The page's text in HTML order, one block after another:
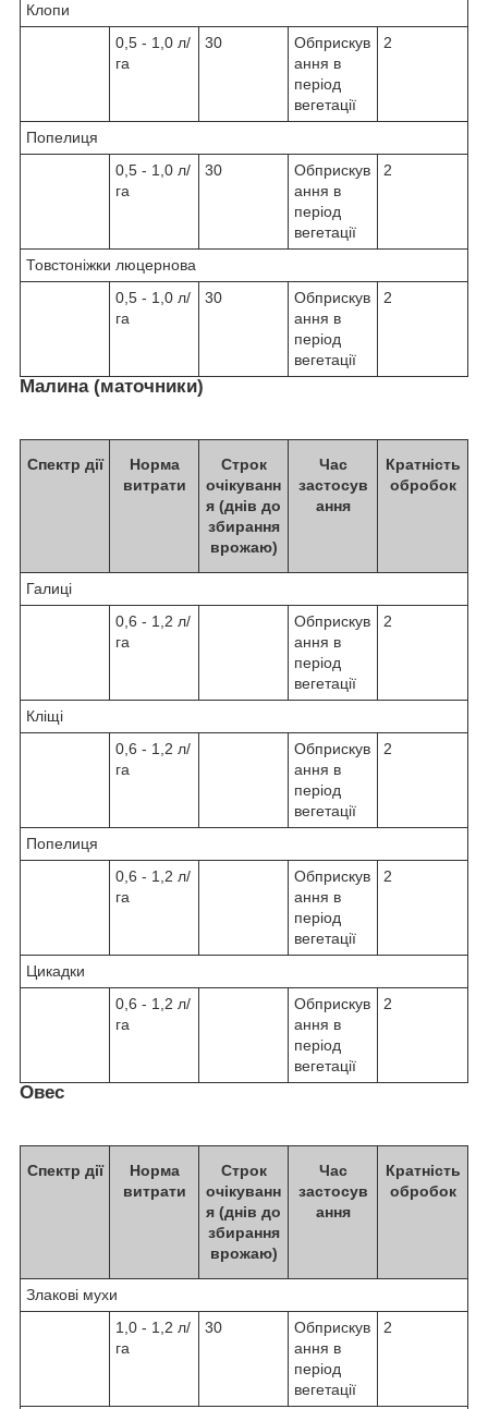
Клопи
0,5 - 1,0 л/
га
30
Обприскув
ання в
період
вегетації
2
Попелиця
0,5 - 1,0 л/
га
30
Обприскув
ання в
період
вегетації
2
Товстоніжки люцернова
0,5 - 1,0 л/
га
30
Обприскув
ання в
період
вегетації
2
Малина (маточники)
Спектр дії
Норма
витрати
Строк
очікуванн
я (днів до
збирання
врожаю)
Час
застосув
ання
Кратність
обробок
Галиці
0,6 - 1,2 л/
га
Обприскув
ання в
період
вегетації
2
Кліщі
0,6 - 1,2 л/
га
Обприскув
ання в
період
вегетації
2
Попелиця
0,6 - 1,2 л/
га
Обприскув
ання в
період
вегетації
2
Цикадки
0,6 - 1,2 л/
га
Обприскув
ання в
період
вегетації
2
Овес
Спектр дії
Норма
витрати
Строк
очікуванн
я (днів до
збирання
врожаю)
Час
застосув
ання
Кратність
обробок
Злакові мухи
1,0 - 1,2 л/
га
30
Обприскув
ання в
період
вегетації
2